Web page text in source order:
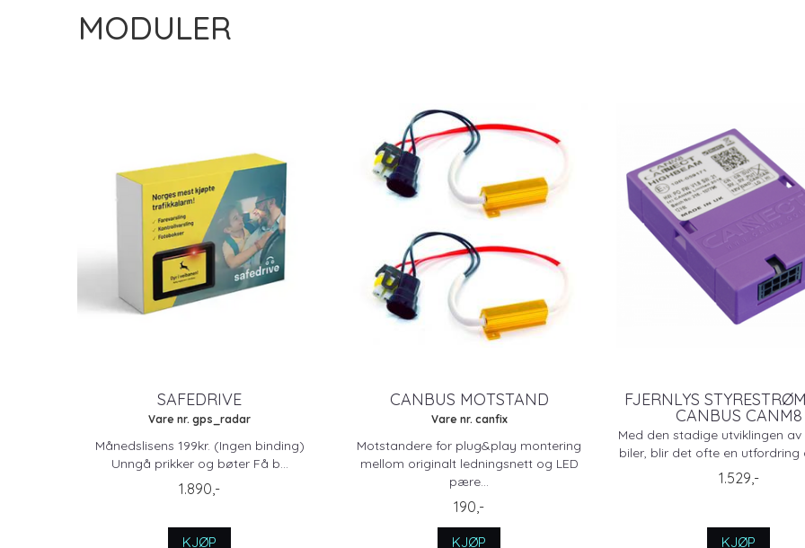
MODULER
SAFEDRIVE
Vare nr. gps_radar
Månedslisens 199kr. (Ingen binding)
Unngå prikker og bøter Få b...
1.890,-
KJØP
CANBUS MOTSTAND
Vare nr. canfix
Motstandere for plug&play montering
mellom originalt ledningsnett og LED
pære...
190,-
KJØP
FJERNLYS
CANBUS CANM8
Med den stadige utviklingen
biler, blir det ofte en utfordring
1.529,-
KJØP